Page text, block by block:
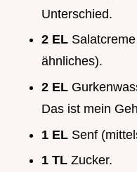
Unterschied.
2 EL
ähnliches).
2 EL
Das ist mein
1 EL Senf
1 TL Zucker.